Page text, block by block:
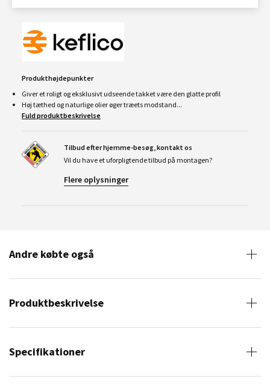
Produkthøjdepunkter
Giver et roligt og eksklusivt udseende takket være den glatte profil
Høj tæthed og naturlige olier øger træets modstand...
Fuld produktbeskrivelse
Tilbud efter hjemme-besøg, kontakt os
Vil du have et uforpligtende tilbud på montagen?
Flere oplysninger
Andre købte også
Produktbeskrivelse
Specifikationer